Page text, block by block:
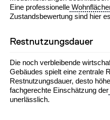
Eine professionelle
Zustandsbewertung sind hier
Restnutzungsdauer
Die noch verbleibende
Gebäudes spielt eine zentrale
Restnutzungsdauer, desto
fachgerechte Einschätzung der
unerlässlich.